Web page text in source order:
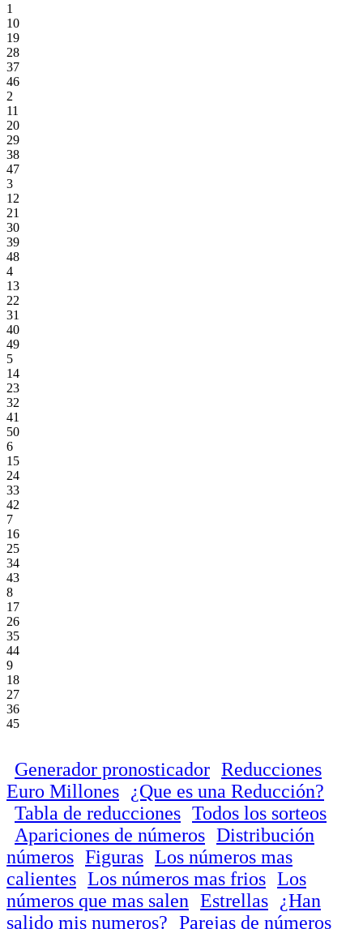
1
10
19
28
37
46
2
11
20
29
38
47
3
12
21
30
39
48
4
13
22
31
40
49
5
14
23
32
41
50
6
15
24
33
42
7
16
25
34
43
8
17
26
35
44
9
18
27
36
45
Generador pronosticador Reducciones
Euro Millones
¿Que es una Reducción?
Tabla de reducciones Todos los sorteos
Apariciones de números Distribución
números Figuras Los números mas
calientes Los números mas frios Los
números que mas salen Estrellas
¿Han
salido mis numeros? Parejas de números